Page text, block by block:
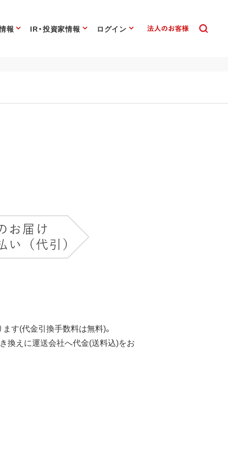
報 IR・投資家情報 ログイン
す(代金引換手数料は無料)。
換えに運送会社へ代金(送料込)をお